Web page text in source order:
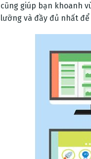
cũng giúp bạn khoanh
lưỡng và đầy đủ nhất